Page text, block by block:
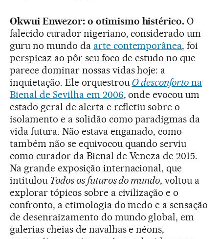
Okwui Enwezor: o otimismo histérico. O
falecido curador nigeriano, considerado um
guru no mundo da arte contemporânea, foi
perspicaz ao pôr seu foco de estudo no que
parece dominar nossas vidas hoje: a
inquietação. Ele orquestrou O desconforto na
Bienal de Sevilha em 2006, onde evocou um
estado geral de alerta e refletiu sobre o
isolamento e a solidão como paradigmas da
vida futura. Não estava enganado, como
também não se equivocou quando serviu
como curador da Bienal de Veneza de 2015.
Na grande exposição internacional, que
intitulou Todos os futuros do mundo, voltou a
explorar tópicos sobre a civilização e o
confronto, a etimologia do medo e a sensação
de desenraizamento do mundo global, em
galerias cheias de navalhas e néons,